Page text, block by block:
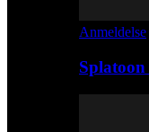
Anmeldelse